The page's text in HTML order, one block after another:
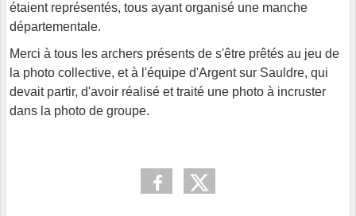
étaient représentés, tous ayant organisé une manche
départementale.
Merci à tous les archers présents de s'être prêtés au jeu de
la photo collective, et à l'équipe d'Argent sur Sauldre, qui
devait partir, d'avoir réalisé et traité une photo à incruster
dans la photo de groupe.